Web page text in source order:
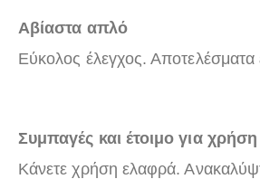
Αβίαστα απλό
Εύκολος έλεγχος. Αποτελέσματα
Συμπαγές και έτοιμο για χρήση
Κάνετε χρήση ελαφρά.